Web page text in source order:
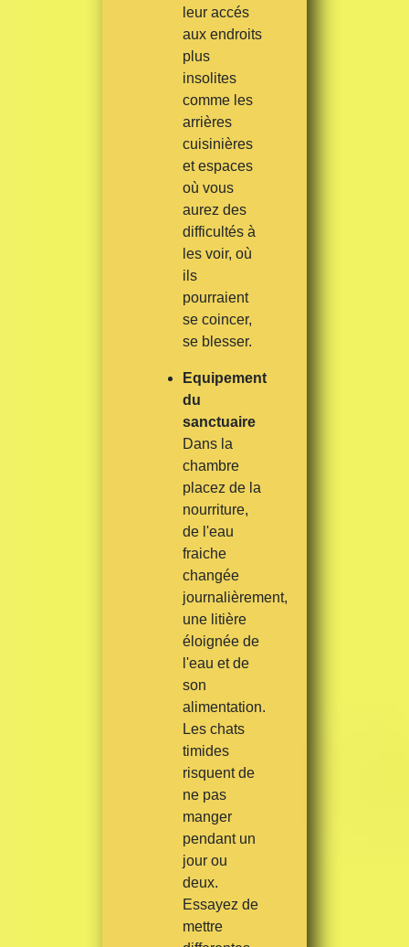
leur accés
aux endroits
plus
insolites
comme les
arrières
cuisinières
et espaces
où vous
aurez des
difficultés à
les voir, où
ils
pourraient
se coincer,
se blesser.
Equipement
du
sanctuaire
Dans la
chambre
placez de la
nourriture,
de l'eau
fraiche
changée
journalièrement,
une litière
éloignée de
l'eau et de
son
alimentation.
Les chats
timides
risquent de
ne pas
manger
pendant un
jour ou
deux.
Essayez de
mettre